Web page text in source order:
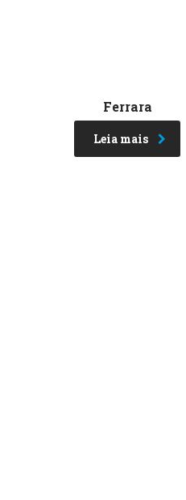
Ferrara
Leia mais